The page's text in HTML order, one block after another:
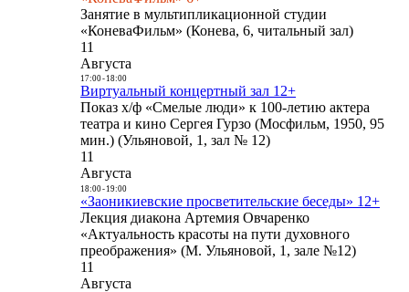
Занятие в мультипликационной студии
«КоневаФильм» (Конева, 6, читальный зал)
11
Августа
17:00- 18:00
Виртуальный концертный зал 12+
Показ х/ф «Смелые люди» к 100-летию актера
театра и кино Сергея Гурзо (Мосфильм, 1950, 95
мин.) (Ульяновой, 1, зал № 12)
11
Августа
18:00- 19:00
«Заоникиевские просветительские беседы» 12+
Лекция диакона Артемия Овчаренко
«Актуальность красоты на пути духовного
преображения» (М. Ульяновой, 1, зале №12)
11
Августа